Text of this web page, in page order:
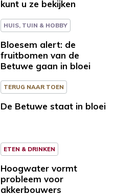
kunt u ze bekijken
HUIS, TUIN & HOBBY
Bloesem alert: de
fruitbomen van de
Betuwe gaan in bloei
TERUG NAAR TOEN
De Betuwe staat in bloei
ETEN & DRINKEN
Hoogwater vormt
probleem voor
akkerbouwers